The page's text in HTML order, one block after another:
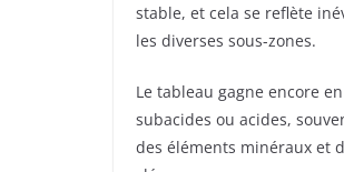
stable, et cela se reflète
les diverses sous-zones.
Le tableau gagne encore
subacides ou acides,
des éléments minéraux et